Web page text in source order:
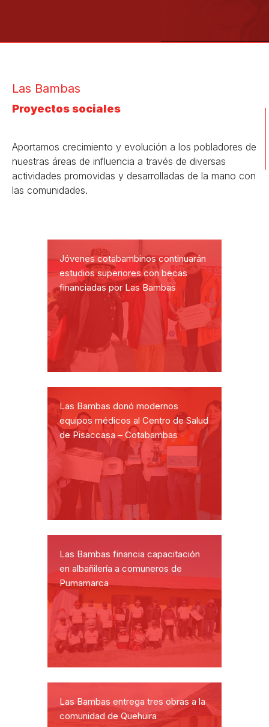
Las Bambas
Proyectos sociales
Aportamos crecimiento y evolución a los pobladores de
nuestras áreas de influencia a través de diversas
actividades promovidas y desarrolladas de la mano con
las comunidades.
Jóvenes cotabambinos continuarán
estudios superiores con becas
financiadas por Las Bambas
Las Bambas donó modernos
equipos médicos al Centro de Salud
de Pisaccasa – Cotabambas
Las Bambas financia capacitación
en albañilería a comuneros de
Pumamarca
Las Bambas entrega tres obras a la
comunidad de Quehuira